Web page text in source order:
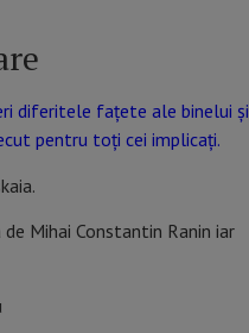
diferitele fațete ale binelui și
pentru toți cei implicați.
Mihai Constantin Ranin iar